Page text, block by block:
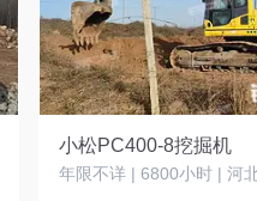
小松PC400-8挖掘机
年限不详 | 6800小时 | 河